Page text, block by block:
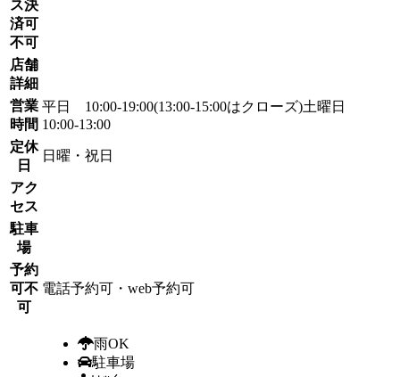
ス決
済可
不可
店舗
詳細
営業
時間
平日 10:00-19:00(13:00-15:00はクローズ)土曜日
10:00-13:00
定休
日
日曜・祝日
アク
セス
駐車
場
予約
可不
可
電話予約可・web予約可
雨OK
駐車場